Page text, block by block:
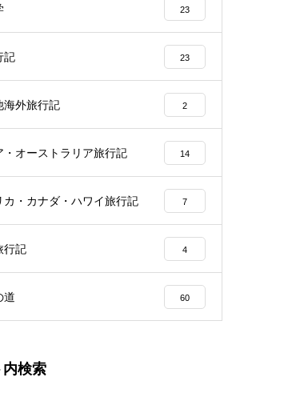
23
記 23
海外旅行記 2
・オーストラリア旅行記 14
カ・カナダ・ハワイ旅行記 7
行記 4
道 60
検索